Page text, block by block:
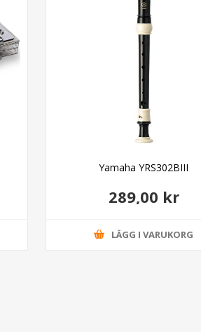
Yamaha YRS302BIII
289,00 kr
LÄGG I VARUKORG